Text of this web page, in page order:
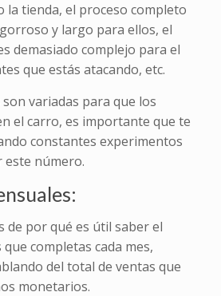
la tienda, el proceso completo
y largo para ellos, el
demasiado complejo para el
que estás atacando, etc.
variadas para que los
el carro, es importante que te
constantes experimentos
este número.
de por qué es útil saber el
completas cada mes,
del total de ventas que
monetarios.